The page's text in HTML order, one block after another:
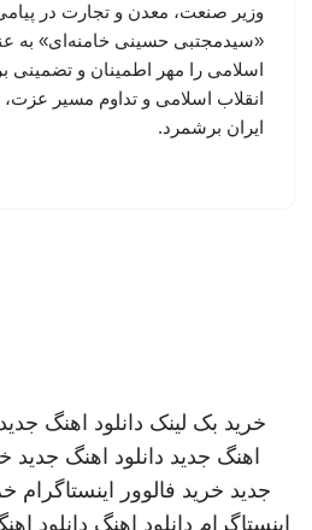
وزیر صنعت، معدن و تجارت در
«سیدمجتبی حسینی خامنه‌ای» به
اسلامی را مهر اطمینان و تضمینی
انقلاب اسلامی و تداوم مسیر
ایران برشمرد.
خرید بک لینک دانلود اهنگ جدید
اهنگ جدید دانلود اهنگ جدید
جدید خرید فالوور اینستاگرام
اینستاگرام دانلود اهنگ دانلود